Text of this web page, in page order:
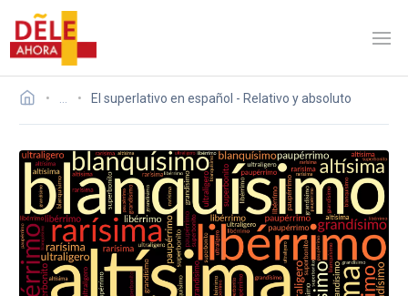
El superlativo en español - Relativo y absoluto